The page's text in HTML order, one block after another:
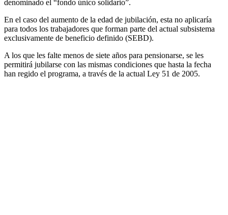
denominado el “fondo único solidario”.
En el caso del aumento de la edad de jubilación, esta no aplicaría
para todos los trabajadores que forman parte del actual subsistema
exclusivamente de beneficio definido (SEBD).
A los que les falte menos de siete años para pensionarse, se les
permitirá jubilarse con las mismas condiciones que hasta la fecha
han regido el programa, a través de la actual Ley 51 de 2005.